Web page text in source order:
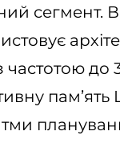
сегмент.
частотою до
пам’ять